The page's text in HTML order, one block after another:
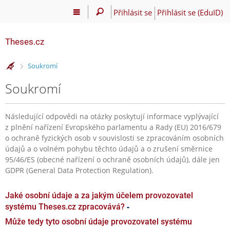
Přihlásit se Přihlásit se (EduID)
Theses.cz
>
Soukromí
Soukromí
Následující odpovědi na otázky poskytují informace vyplývající
z plnění nařízení Evropského parlamentu a Rady (EU) 2016/679
o ochraně fyzických osob v souvislosti se zpracováním osobních
údajů a o volném pohybu těchto údajů a o zrušení směrnice
95/46/ES (obecné nařízení o ochraně osobních údajů), dále jen
GDPR (General Data Protection Regulation).
Jaké osobní údaje a za jakým účelem provozovatel
systému Theses.cz zpracovává?
Může tedy tyto osobní údaje provozovatel systému